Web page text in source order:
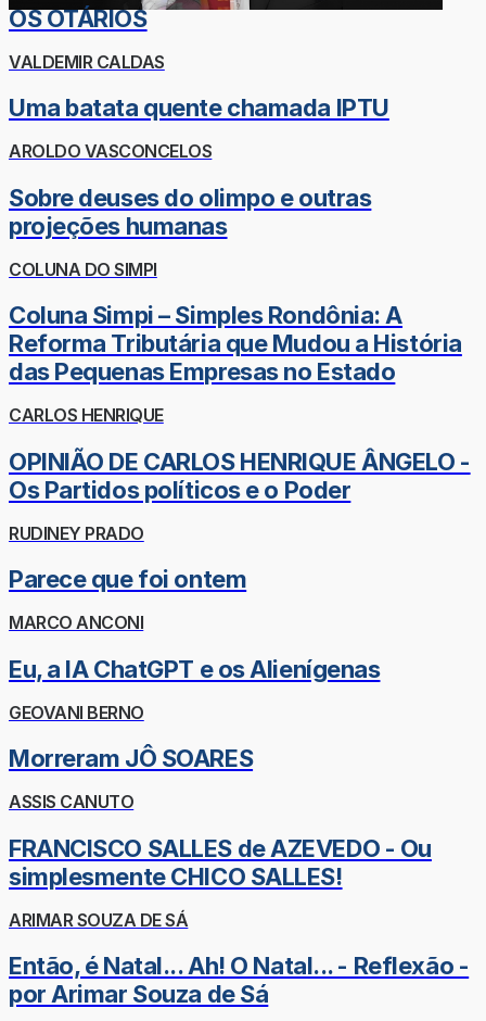
OS OTÁRIOS
VALDEMIR CALDAS
Uma batata quente chamada IPTU
AROLDO VASCONCELOS
Sobre deuses do olimpo e outras
projeções humanas
COLUNA DO SIMPI
Coluna Simpi – Simples Rondônia: A
Reforma Tributária que Mudou a História
das Pequenas Empresas no Estado
CARLOS HENRIQUE
OPINIÃO DE CARLOS HENRIQUE ÂNGELO -
Os Partidos políticos e o Poder
RUDINEY PRADO
Parece que foi ontem
MARCO ANCONI
Eu, a IA ChatGPT e os Alienígenas
GEOVANI BERNO
Morreram JÔ SOARES
ASSIS CANUTO
FRANCISCO SALLES de AZEVEDO - Ou
simplesmente CHICO SALLES!
ARIMAR SOUZA DE SÁ
Então, é Natal... Ah! O Natal... - Reflexão -
por Arimar Souza de Sá